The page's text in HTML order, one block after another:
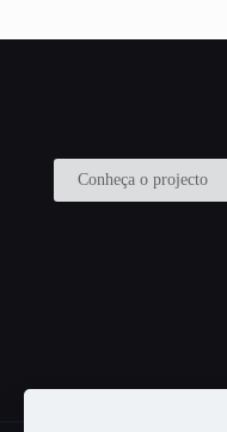
Conheça o projecto